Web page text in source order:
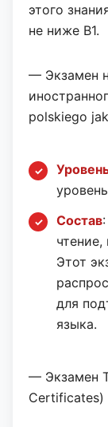
этого
не ниже B1.
— Экзамен
polskiego
Состав
Этот
для
языка.
— Экзамен
Certificates)